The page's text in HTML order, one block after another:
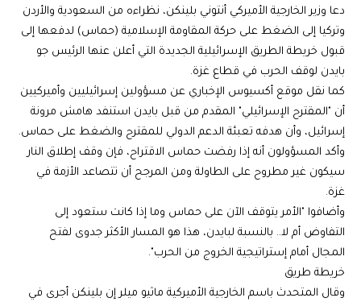
دعا وزير الخارجية الأميركي أنتوني بلينكن، نظراءه من السعودية والأردن
وتركيا إلى الضغط على حركة المقاومة الإسلامية (حماس) لدفعها إلى
قبول خريطة الطريق الإسرائيلية الجديدة التي أعلن عنها الرئيس جو
بايدن لوقف الحرب في قطاع غزة.
كما نقل موقع أكسيوس الإخباري عن مسؤولين إسرائيليين وأميركيين
أن "المقترح الإسرائيلي" المقدم من قبل بايدن استنفد هامش مرونة
إسرائيل، وأن هدفه تعبئة الدعم الدولي للمقترح والضغط على حماس.
وأكد المسؤولون أنه إذا رفضت حماس الاقتراح، فإن وقف إطلاق النار
سيكون غير مطروح على الطاولة ومن المرجح أن تتصاعد الأزمة في
غزة.
وأضافوا "الأمر يتوقف الآن على حماس وما إذا كانت ستعود إلى
التفاوض أم لا.. بالنسبة لبايدن، هذا هو المسار الأكثر جدوى لفتح
المجال أمام إستراتيجية الخروج من الحرب".
خريطة طريق
وقال المتحدث باسم الخارجية الأميركية ماثيو ميلر إن بلينكن أجرى في